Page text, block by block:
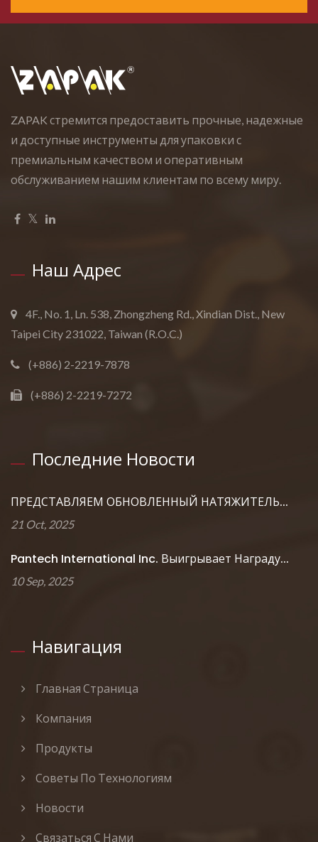
ZAPAK стремится предоставить прочные, надежные
и доступные инструменты для упаковки с
премиальным качеством и оперативным
обслуживанием нашим клиентам по всему миру.
Наш Адрес
4F., No. 1, Ln. 538, Zhongzheng Rd., Xindian Dist., New
Taipei City 231022, Taiwan (R.O.C.)
(+886) 2-2219-7878
(+886) 2-2219-7272
Последние Новости
ПРЕДСТАВЛЯЕМ ОБНОВЛЕННЫЙ НАТЯЖИТЕЛЬ...
21 Oct, 2025
Pantech International Inc. Выигрывает Награду...
10 Sep, 2025
Навигация
Главная Страница
Компания
Продукты
Советы По Технологиям
Новости
Связаться С Нами